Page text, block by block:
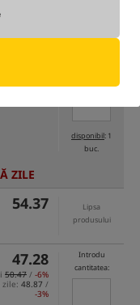
zile:46.42
disponibil: 1
buc.
ZILE
54.37
Lipsa
produsului
47.28
50.47 / -6%
zile: 48.87 /
-3%
Introdu
cantitatea: